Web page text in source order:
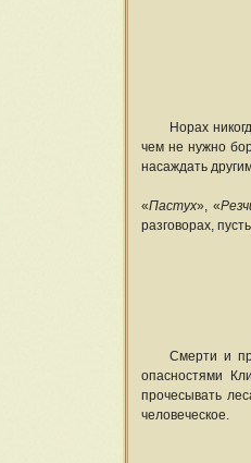
Норах
чем не нужно
насаждать
«Пастух», «
разговорах,
Смерти и
опасностями
прочесывать
человеческое.